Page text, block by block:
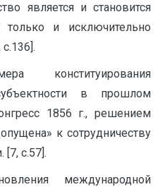
является и становится
и исключительно
конституирования
в прошлом
1856 г., решением
к сотрудничеству
[7, с.57].
международной